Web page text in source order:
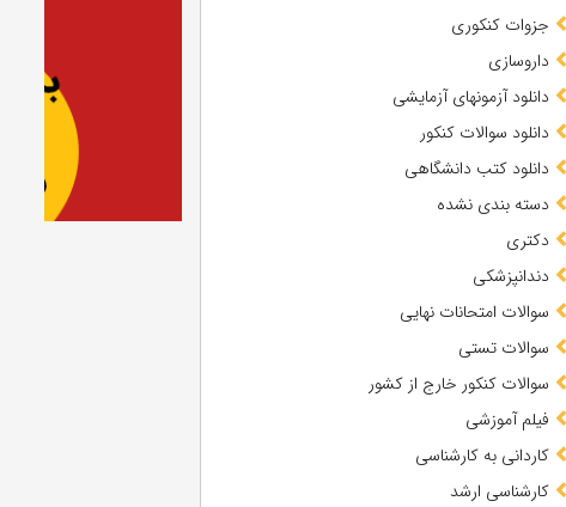
جزوات کنکوری
داروسازی
دانلود آزمونهای آزمایشی
دانلود سوالات کنکور
دانلود کتب دانشگاهی
دسته بندی نشده
دکتری
دندانپزشکی
سوالات امتحانات نهایی
سوالات تستی
سوالات کنکور خارج از کشور
فیلم آموزشی
کاردانی به کارشناسی
کارشناسی ارشد